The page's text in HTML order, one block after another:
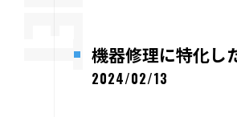
機器修理に特化し
2024/02/13